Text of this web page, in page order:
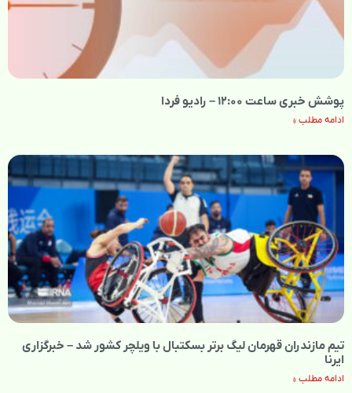
پوشش خبری ساعت ۱۲:۰۰ – رادیو فردا
ادامه مطلب »
تیم مازندران قهرمان لیگ برتر بسکتبال با ویلچر کشور شد – خبرگزاری
ایرنا
ادامه مطلب »